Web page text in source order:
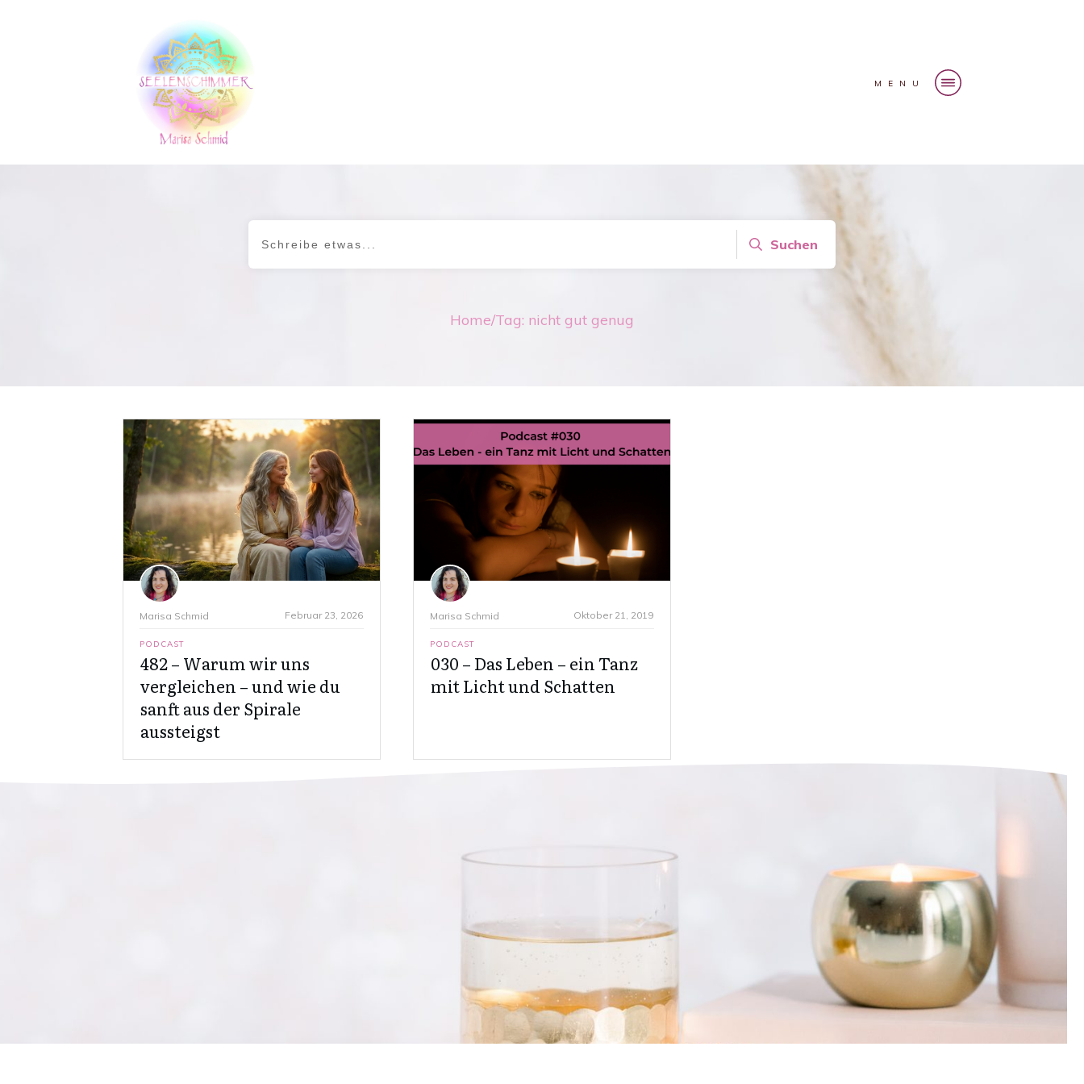
MENU
Suchen
Home/Tag: nicht gut genug
Marisa Schmid Februar 23, 2026
PODCAST
482 – Warum wir uns
vergleichen – und wie du
sanft aus der Spirale
aussteigst
Marisa Schmid Oktober 21, 2019
PODCAST
030 – Das Leben – ein Tanz
mit Licht und Schatten